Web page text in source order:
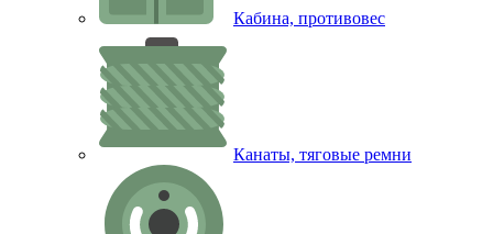
Кабина, противовес
Канаты, тяговые ремни